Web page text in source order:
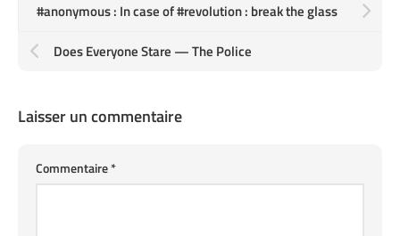
#anonymous : In case of #revolution : break the glass
Does Everyone Stare — The Police
Laisser un commentaire
Commentaire*